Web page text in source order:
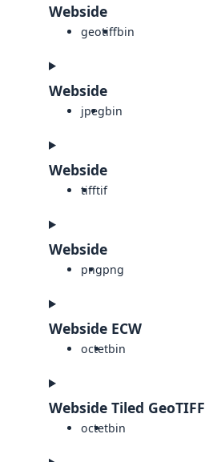
Webside
geotiffbin
Webside
jpegbin
Webside
tifftif
Webside
pngpng
Webside ECW
octetbin
Webside Tiled GeoTIFF
octetbin